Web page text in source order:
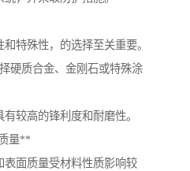
特殊性，的选择至关重要。
硬质合金、金刚石或特殊涂
较高的锋利度和耐磨性。
量**
面质量受材料性质影响较